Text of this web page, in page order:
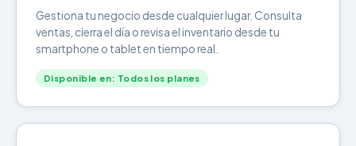
Gestiona tu negocio desde cualquier lugar. Consulta
ventas, cierra el día o revisa el inventario desde tu
smartphone o tablet en tiempo real.
Disponible en: Todos los planes